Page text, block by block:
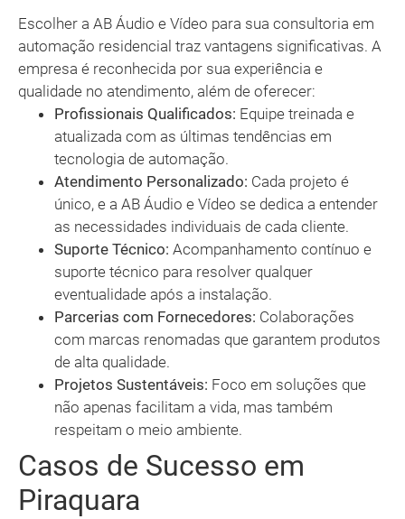
Escolher a AB Áudio e Vídeo para sua consultoria em
automação residencial traz vantagens significativas. A
empresa é reconhecida por sua experiência e
qualidade no atendimento, além de oferecer:
Profissionais Qualificados: Equipe treinada e
atualizada com as últimas tendências em
tecnologia de automação.
Atendimento Personalizado: Cada projeto é
único, e a AB Áudio e Vídeo se dedica a entender
as necessidades individuais de cada cliente.
Suporte Técnico: Acompanhamento contínuo e
suporte técnico para resolver qualquer
eventualidade após a instalação.
Parcerias com Fornecedores: Colaborações
com marcas renomadas que garantem produtos
de alta qualidade.
Projetos Sustentáveis: Foco em soluções que
não apenas facilitam a vida, mas também
respeitam o meio ambiente.
Casos de Sucesso em
Piraquara